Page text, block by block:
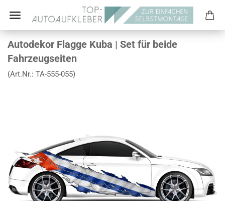
Autodekor Flagge Kuba | Set für beide
Fahrzeugseiten
(Art.Nr.: TA-555-055)